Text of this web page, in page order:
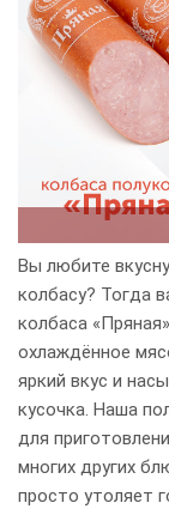
Вы любите
колбасу? Тогда
колбаса
охлаждённое
яркий вкус и
кусочка. Наша
для
многих других
просто утоляет